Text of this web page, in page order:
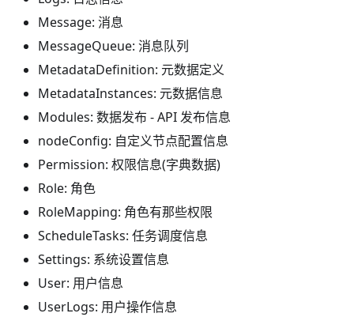
Message: 消息
MessageQueue: 消息队列
MetadataDefinition: 元数据定义
MetadataInstances: 元数据信息
Modules: 数据发布 - API 发布信息
nodeConfig: 自定义节点配置信息
Permission: 权限信息(字典数据)
Role: 角色
RoleMapping: 角色有那些权限
ScheduleTasks: 任务调度信息
Settings: 系统设置信息
User: 用户信息
UserLogs: 用户操作信息